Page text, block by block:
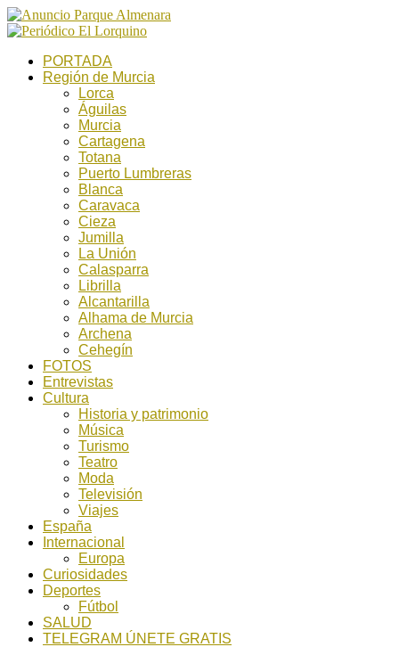
PORTADA
Región de Murcia
Lorca
Águilas
Murcia
Cartagena
Totana
Puerto Lumbreras
Blanca
Caravaca
Cieza
Jumilla
La Unión
Calasparra
Librilla
Alcantarilla
Alhama de Murcia
Archena
Cehegín
FOTOS
Entrevistas
Cultura
Historia y patrimonio
Música
Turismo
Teatro
Moda
Televisión
Viajes
España
Internacional
Europa
Curiosidades
Deportes
Fútbol
SALUD
TELEGRAM ÚNETE GRATIS